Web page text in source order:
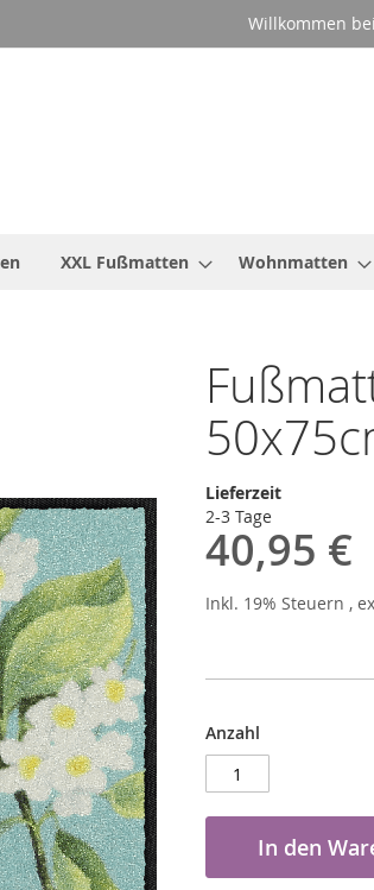
Willkommen
XXL Fußmatten Wohnmatten
Lieferzeit
2-3 Tage
40,95 €
Inkl. 19% Steuern ,
Anzahl
In den